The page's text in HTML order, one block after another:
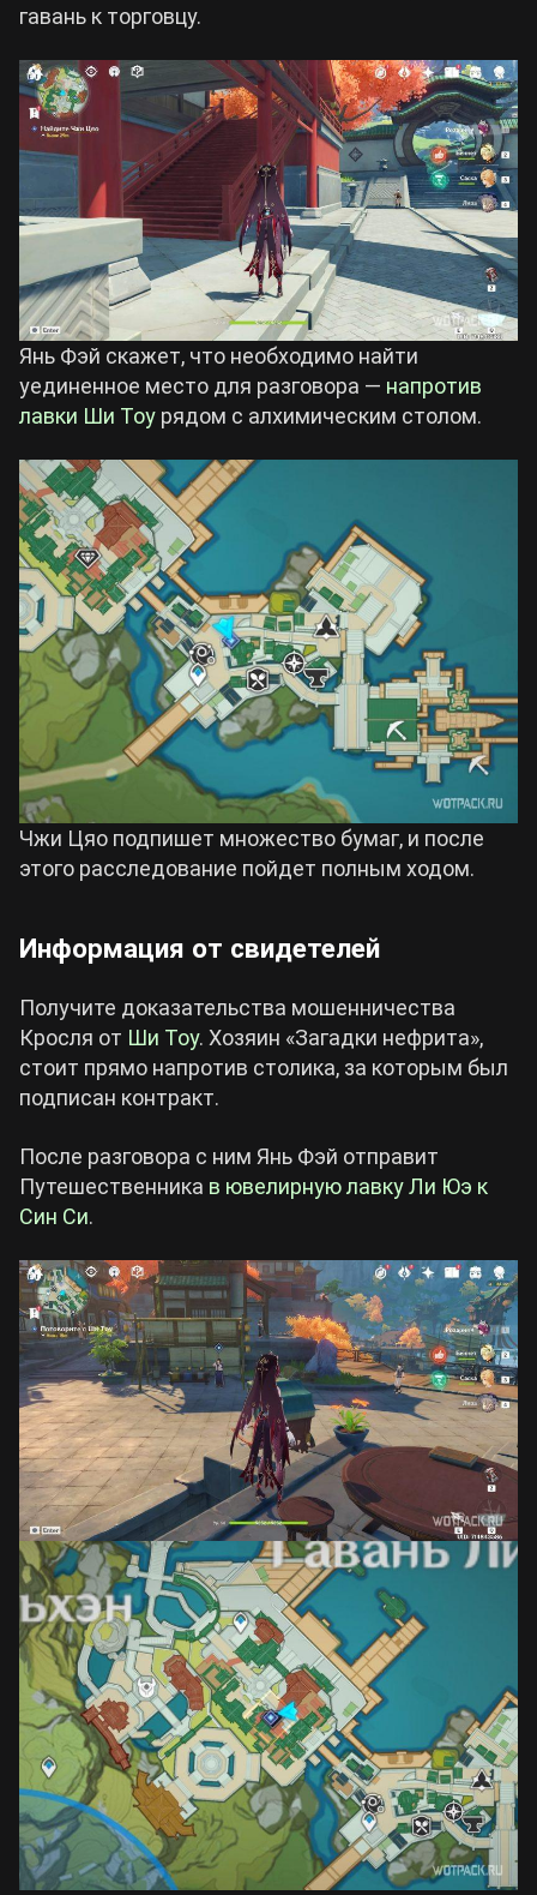
гавань к торговцу.
Янь Фэй скажет, что необходимо найти
уединенное место для разговора — напротив
лавки Ши Тоу рядом с алхимическим столом.
Чжи Цяо подпишет множество бумаг, и после
этого расследование пойдет полным ходом.
Информация от свидетелей
Получите доказательства мошенничества
Кросля от Ши Тоу. Хозяин «Загадки нефрита»,
стоит прямо напротив столика, за которым был
подписан контракт.
После разговора с ним Янь Фэй отправит
Путешественника в ювелирную лавку Ли Юэ к
Син Си.